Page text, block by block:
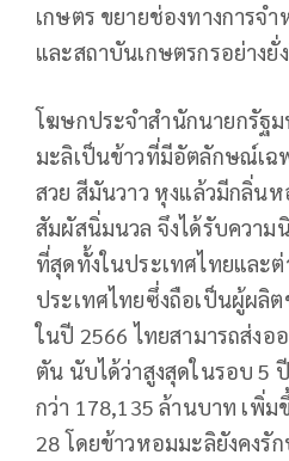
เกษตร ขยายช่องทางการจ
และสถาบันเกษตรกรอย่างยั่
โฆษกประจำสำนักนายกรัฐ
มะลิเป็นข้าวที่มีอัตลักษณ์เฉพ
สวย สีมันวาว หุงแล้วมีกลิ่น
สัมผัสนิ่มนวล จึงได้รับความ
ที่สุดทั้งในประเทศไทยและต่
ประเทศไทยซึ่งถือเป็นผู้ผลิ
ในปี 2566 ไทยสามารถส่งอ
ตัน นับได้ว่าสูงสุดในรอบ 5
กว่า 178,135 ล้านบาท เพิ่
28 โดยข้าวหอมมะลิยังคงรั